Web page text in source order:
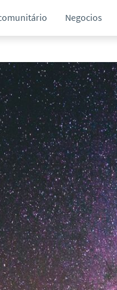
Negocios